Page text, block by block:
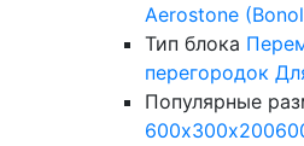
Aerostone
Тип блока
перегородок
Популярные
600х300х200